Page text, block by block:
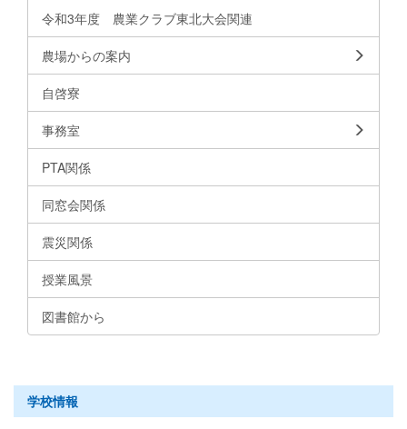
令和3年度 農業クラブ東北大会関連
農場からの案内
自啓寮
事務室
PTA関係
同窓会関係
震災関係
授業風景
図書館から
学校情報